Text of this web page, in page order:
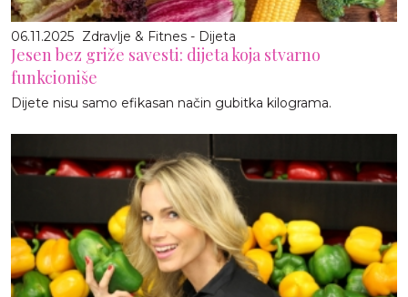
06.11.2025 Zdravlje & Fitnes - Dijeta
Jesen bez griže savesti: dijeta koja stvarno
funkcioniše
Dijete nisu samo efikasan način gubitka kilograma.